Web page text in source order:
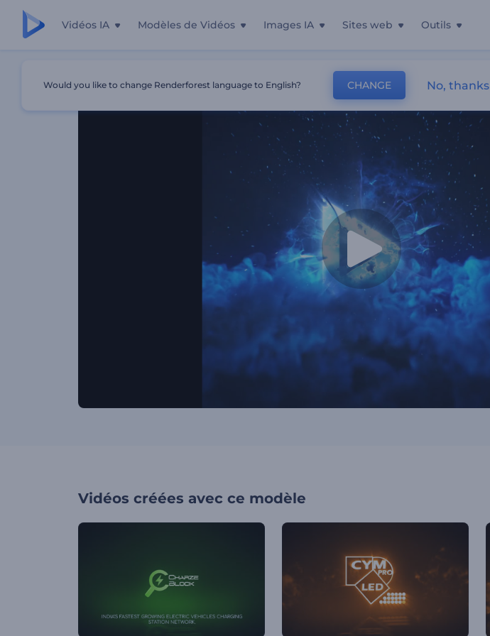
Vidéos IA Modèles de Vidéos Images IA Sites web Outils
Animation De Logo - Explosion Hyperspatiale
Vidéos créées avec ce modèle
Would you like to change Renderforest language to English? CHANGE No, thanks